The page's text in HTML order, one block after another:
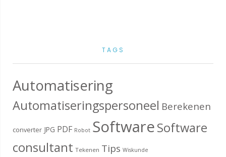
TAGS
Automatisering
Automatiseringspersoneel Berekenen
converter JPG PDF Robot SoftwareSoftware
consultant Tekenen Tips Wiskunde